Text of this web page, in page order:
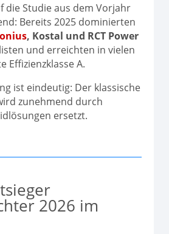
die Studie aus dem Vorjahr
Bereits 2025 dominierten
, Kostal und RCT Power
und erreichten in vielen
Effizienzklasse A.
ist eindeutig: Der klassische
zunehmend durch
ersetzt.
2026 im